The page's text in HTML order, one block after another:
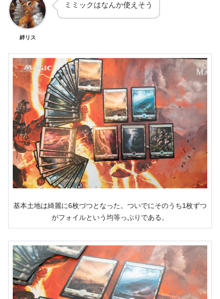
絆リス
ミミックはなんか使えそう
基本土地は綺麗に6枚づつとなった。ついでにそのうち1枚ずつ
がフォイルという均等っぷりである。